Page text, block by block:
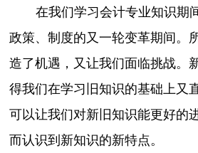
在我们学习会计专业知识期
政策、制度的又一轮变革期间。
造了机遇，又让我们面临挑战。
得我们在学习旧知识的基础上又
可以让我们对新旧知识能更好的
而认识到新知识的新特点。